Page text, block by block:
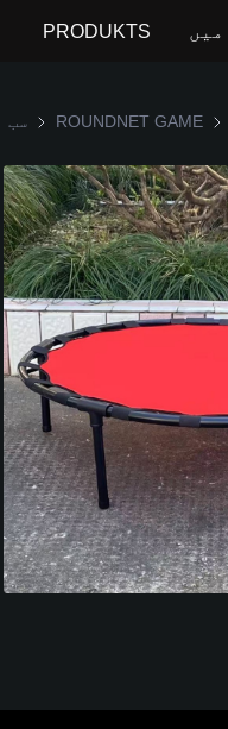
PRODUKTS
سب ROUNDNET GAME